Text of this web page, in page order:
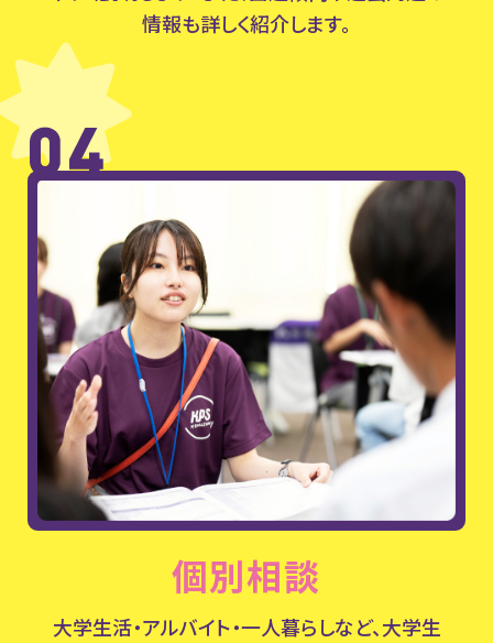
情報も詳しく紹介します。
個別相談
大学生活・アルバイト・一人暮らしなど、大学生